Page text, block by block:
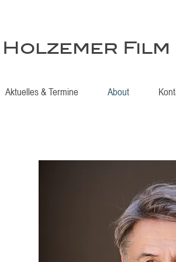
Film
Aktuelles & Termine About